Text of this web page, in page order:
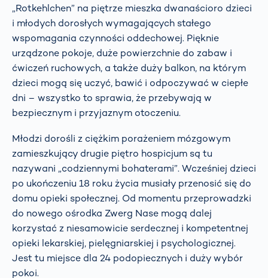
„Rotkehlchen” na piętrze mieszka dwanaścioro dzieci
i młodych dorosłych wymagających stałego
wspomagania czynności oddechowej. Pięknie
urządzone pokoje, duże powierzchnie do zabaw i
ćwiczeń ruchowych, a także duży balkon, na którym
dzieci mogą się uczyć, bawić i odpoczywać w ciepłe
dni – wszystko to sprawia, że przebywają w
bezpiecznym i przyjaznym otoczeniu.
Młodzi dorośli z ciężkim porażeniem mózgowym
zamieszkujący drugie piętro hospicjum są tu
nazywani „codziennymi bohaterami”. Wcześniej dzieci
po ukończeniu 18 roku życia musiały przenosić się do
domu opieki społecznej. Od momentu przeprowadzki
do nowego ośrodka Zwerg Nase mogą dalej
korzystać z niesamowicie serdecznej i kompetentnej
opieki lekarskiej, pielęgniarskiej i psychologicznej.
Jest tu miejsce dla 24 podopiecznych i duży wybór
pokoi.